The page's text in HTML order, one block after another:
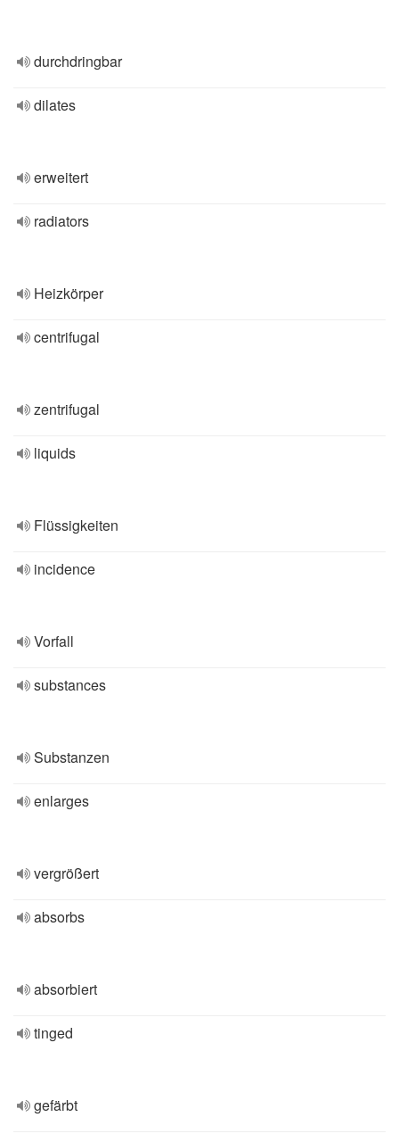
durchdringbar
dilates
erweitert
radiators
Heizkörper
centrifugal
zentrifugal
liquids
Flüssigkeiten
incidence
Vorfall
substances
Substanzen
enlarges
vergrößert
absorbs
absorbiert
tinged
gefärbt